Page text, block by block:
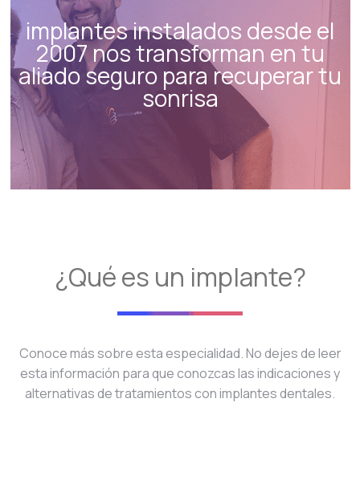
implantes instalados desde el
2007 nos transforman en tu
aliado seguro para recuperar tu
sonrisa
¿Qué es un implante?
Conoce más sobre esta especialidad. No dejes de leer
esta información para que conozcas las indicaciones y
alternativas de tratamientos con implantes dentales.